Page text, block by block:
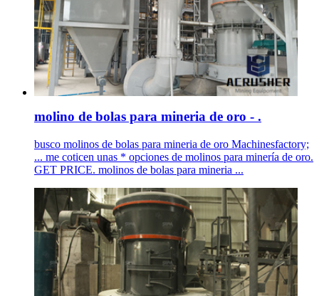
molino de bolas para mineria de oro - .
busco molinos de bolas para mineria de oro Machinesfactory;
... me coticen unas * opciones de molinos para minería de oro.
GET PRICE. molinos de bolas para mineria ...